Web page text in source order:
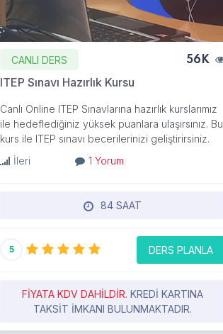
CANLI DERS 56K
ITEP Sınavı Hazırlık Kursu
Canlı Online ITEP Sınavlarına hazırlık kurslarımız
ile hedeflediğiniz yüksek puanlara ulaşırsınız. Bu
kurs ile ITEP sınavı becerilerinizi geliştirirsiniz.
İleri
1 Yorum
84 SAAT
5 DERS PLANLA
FIYATA KDV DAHILDIR. KREDI KARTINA
TAKSIT IMKANI BULUNMAKTADIR.